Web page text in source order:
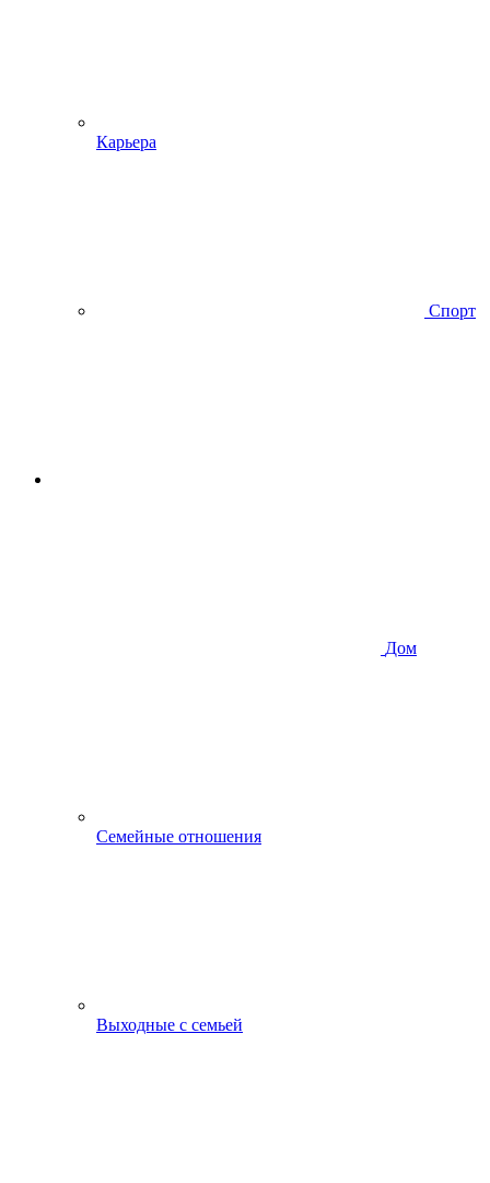
Карьера
Спорт
Дом
Семейные отношения
Выходные с семьей